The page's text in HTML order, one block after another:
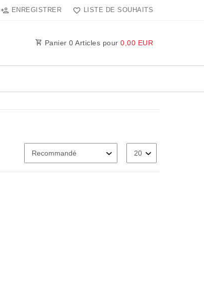
ENREGISTRER LISTE DE SOUHAITS
Panier 0 Articles pour 0,00 EUR